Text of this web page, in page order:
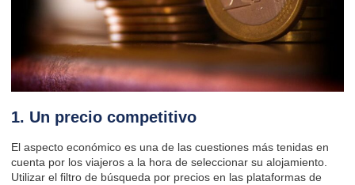
1. Un precio competitivo
El aspecto económico es una de las cuestiones más tenidas en
cuenta por los viajeros a la hora de seleccionar su alojamiento.
Utilizar el filtro de búsqueda por precios en las plataformas de